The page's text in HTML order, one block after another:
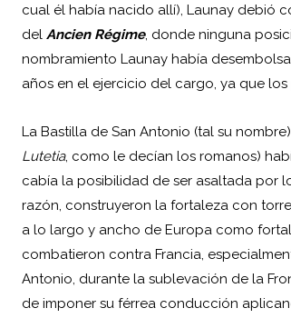
cual él había nacido allí), Launay debió
del Ancien Régime, donde ninguna
nombramiento Launay había
años en el ejercicio del cargo, ya que
La Bastilla de San Antonio (tal su
Lutetia, como le decían los romanos)
cabía la posibilidad de ser asaltada por
razón, construyeron la fortaleza con
a lo largo y ancho de Europa como
combatieron contra Francia,
Antonio, durante la sublevación de la
de imponer su férrea conducción